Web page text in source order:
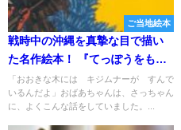
ご当地絵本
戦時中の沖縄を真摯な目で描い
た名作絵本！ 『てっぽうをもっ
たキジムナー』
「おおきな木には キジムナーが すんで
いるんだよ」おばあちゃんは、さっちゃん
に、よくこんな話をしていました。...